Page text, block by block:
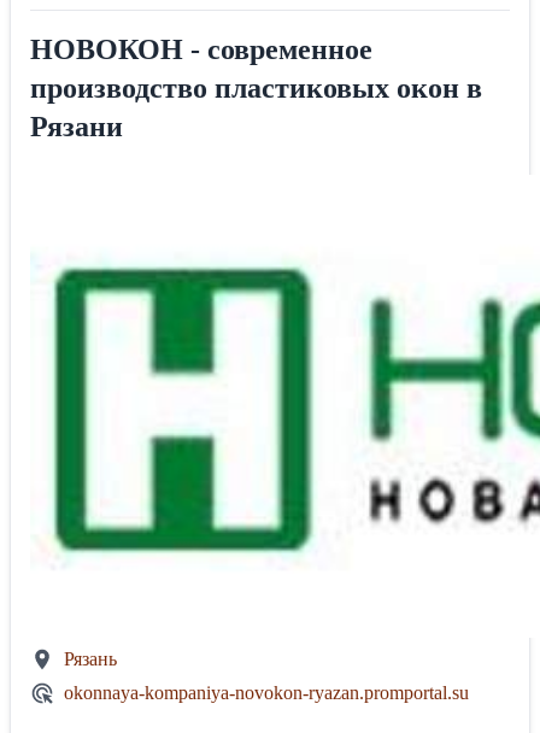
НОВОКОН - современное
производство пластиковых окон в
Рязани
Рязань
okonnaya-kompaniya-novokon-ryazan.promportal.su